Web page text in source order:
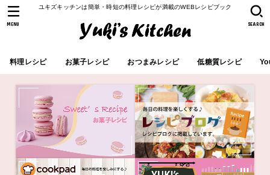
ユキズキッチンは簡単・時短の料理レシピが満載のWEBレシピブック
料理レシピ お菓子レシピ おつまみレシピ 低糖質レシピ
SEARCH
MENU